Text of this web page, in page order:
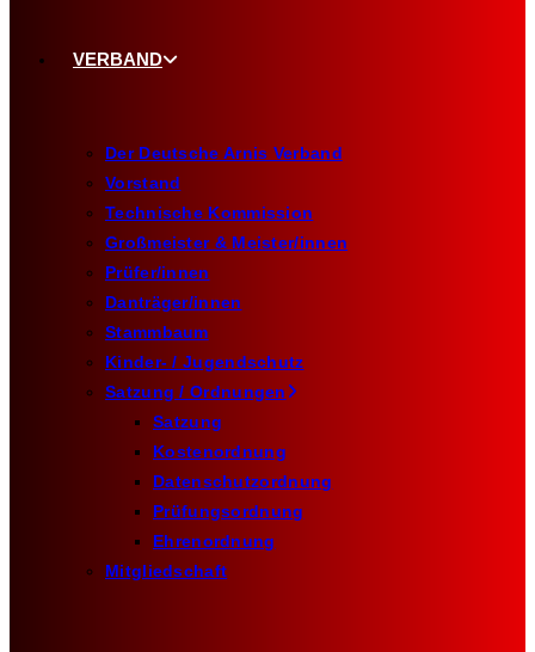
VERBAND
Der Deutsche Arnis Verband
Vorstand
Technische Kommission
Großmeister & Meister/innen
Prüfer/innen
Danträger/innen
Stammbaum
Kinder- / Jugendschutz
Satzung / Ordnungen
Satzung
Kostenordnung
Datenschutzordnung
Prüfungsordnung
Ehrenordnung
Mitgliedschaft